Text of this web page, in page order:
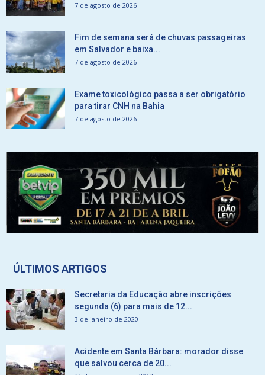
7 de agosto de 2026
Fim de semana será de chuvas passageiras
em Salvador e baixa...
7 de agosto de 2026
Exame toxicológico passa a ser obrigatório
para tirar CNH na Bahia
7 de agosto de 2026
ÚLTIMOS ARTIGOS
Secretaria da Educação abre inscrições
segunda (6) para mais de 12...
3 de janeiro de 2020
Acidente em Santa Bárbara: morador disse
que salvou cerca de 20...